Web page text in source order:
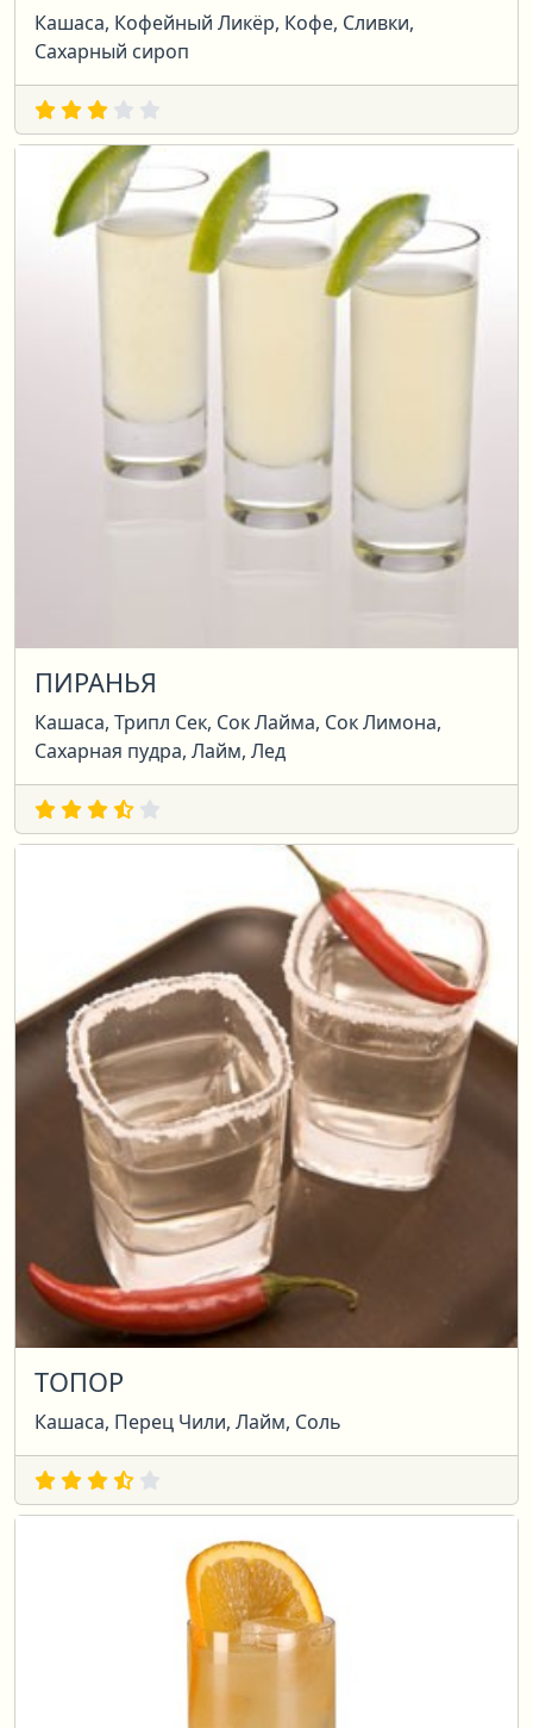
Кашаса, Кофейный Ликёр, Кофе, Сливки,
Сахарный сироп
ПИРАНЬЯ
Кашаса, Трипл Сек, Сок Лайма, Сок Лимона,
Сахарная пудра, Лайм, Лед
ТОПОР
Кашаса, Перец Чили, Лайм, Соль